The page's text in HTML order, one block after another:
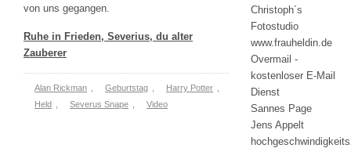
von uns gegangen.
Ruhe in Frieden, Severius, du alter
Zauberer
Alan Rickman Geburtstag Harry Potter
Held
Severus Snape Video
Christoph´s
Fotostudio
www.frauheldin.de
Overmail -
kostenloser E-Mail
Dienst
Sannes Page
Jens Appelt